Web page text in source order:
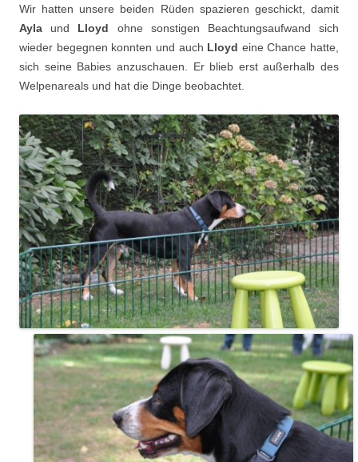
Wir hatten unsere beiden Rüden spazieren geschickt, damit
Ayla und Lloyd ohne sonstigen Beachtungsaufwand sich
wieder begegnen konnten und auch Lloyd eine Chance hatte,
sich seine Babies anzuschauen. Er blieb erst außerhalb des
Welpenareals und hat die Dinge beobachtet.